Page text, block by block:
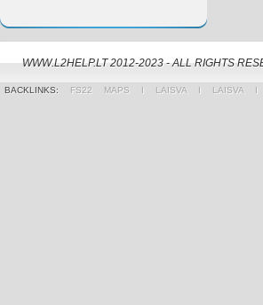
WWW.L2HELP.LT 2012-2023 - ALL RIGHTS
BACKLINKS: FS22 MAPS Ι LAISVA Ι LAISVA